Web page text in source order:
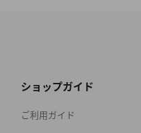
ショップガイド
ご利用ガイド